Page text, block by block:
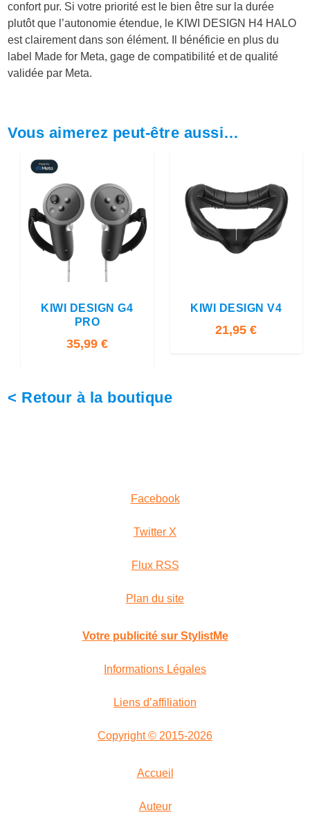
confort pur. Si votre priorité est le bien être sur la durée
plutôt que l’autonomie étendue, le KIWI DESIGN H4 HALO
est clairement dans son élément. Il bénéficie en plus du
label Made for Meta, gage de compatibilité et de qualité
validée par Meta.
Vous aimerez peut-être aussi…
3.00
KIWI DESIGN G4
PRO
35,99 €
KIWI DESIGN V4
21,95€
< Retour à la boutique
Facebook
Twitter X
Flux RSS
Plan du site
Votre publicité sur StylistMe
Informations Légales
Liens d’affiliation
Copyright © 2015-2026
Accueil
Auteur